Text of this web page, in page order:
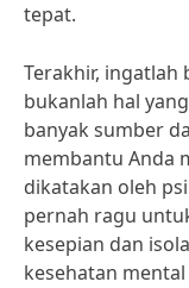
tepat.
Terakhir, ingatlah
bukanlah hal
banyak sumber
membantu Anda
dikatakan oleh
pernah ragu
kesepian dan
kesehatan mental